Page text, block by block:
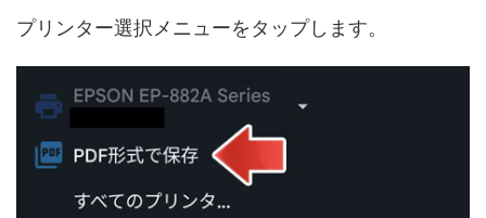
プリンター選択メニューをタップします。